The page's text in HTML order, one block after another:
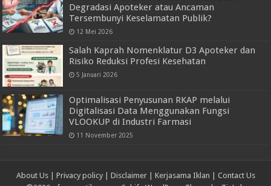
Degradasi Apoteker atau Ancaman
Tersembunyi Keselamatan Publik?
12 Mei 2026
Salah Kaprah Nomenklatur D3 Apoteker dan
Risiko Reduksi Profesi Kesehatan
5 Januari 2026
Optimalisasi Penyusunan RKAP melalui
Digitalisasi Data Menggunakan Fungsi
VLOOKUP di Industri Farmasi
11 November 2025
About Us| Privacy policy| Disclaimer| Kerjasama Iklan | Contact Us